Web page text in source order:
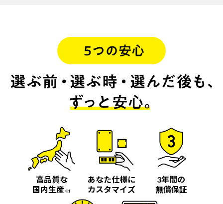
高品質な
国内生産※1
あなた仕様に
カスタマイズ
3年間の
無償保証